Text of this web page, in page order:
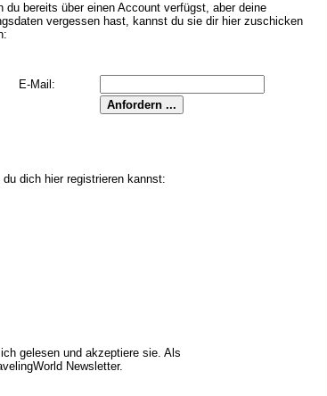
du bereits über einen Account verfügst, aber deine
vergessen hast, kannst du sie dir hier zuschicken
E-Mail:
dich hier registrieren kannst:
gelesen und akzeptiere sie. Als
Newsletter.